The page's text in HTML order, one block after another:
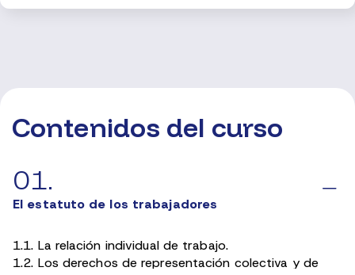
Contenidos del curso
01.
El estatuto de los trabajadores
1.1. La relación individual de trabajo.
1.2. Los derechos de representación colectiva y de